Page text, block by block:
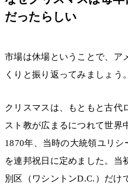
だったらしい
市場は休場ということで、ア
くりと振り返ってみましょう。
クリスマスは、もともと古代
スト教が広まるにつれて世界
1870年、当時の大統領ユリシ
を連邦祝日に定めました。当
別区（ワシントンD.C.）だけ